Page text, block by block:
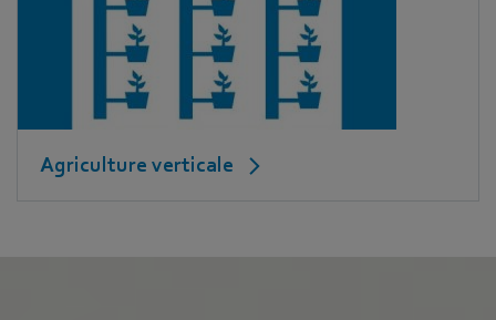
Agriculture verticale